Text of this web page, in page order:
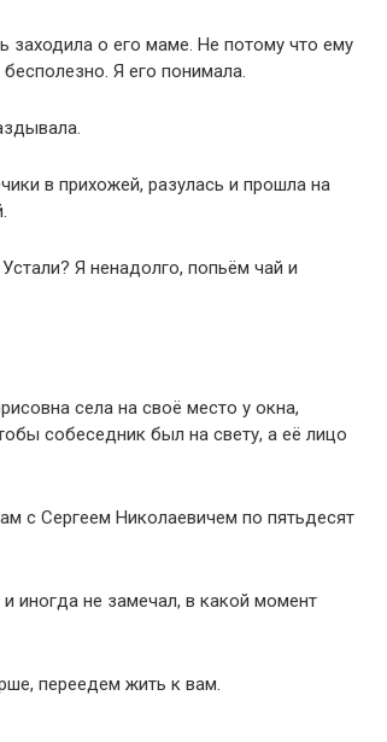
заходила о его маме. Не потому что ему
Я его понимала.
в прихожей, разулась и прошла на
Я ненадолго, попьём чай и
села на своё место у окна,
собеседник был на свету, а её лицо
с Сергеем Николаевичем по пятьдесят
иногда не замечал, в какой момент
переедем жить к вам.